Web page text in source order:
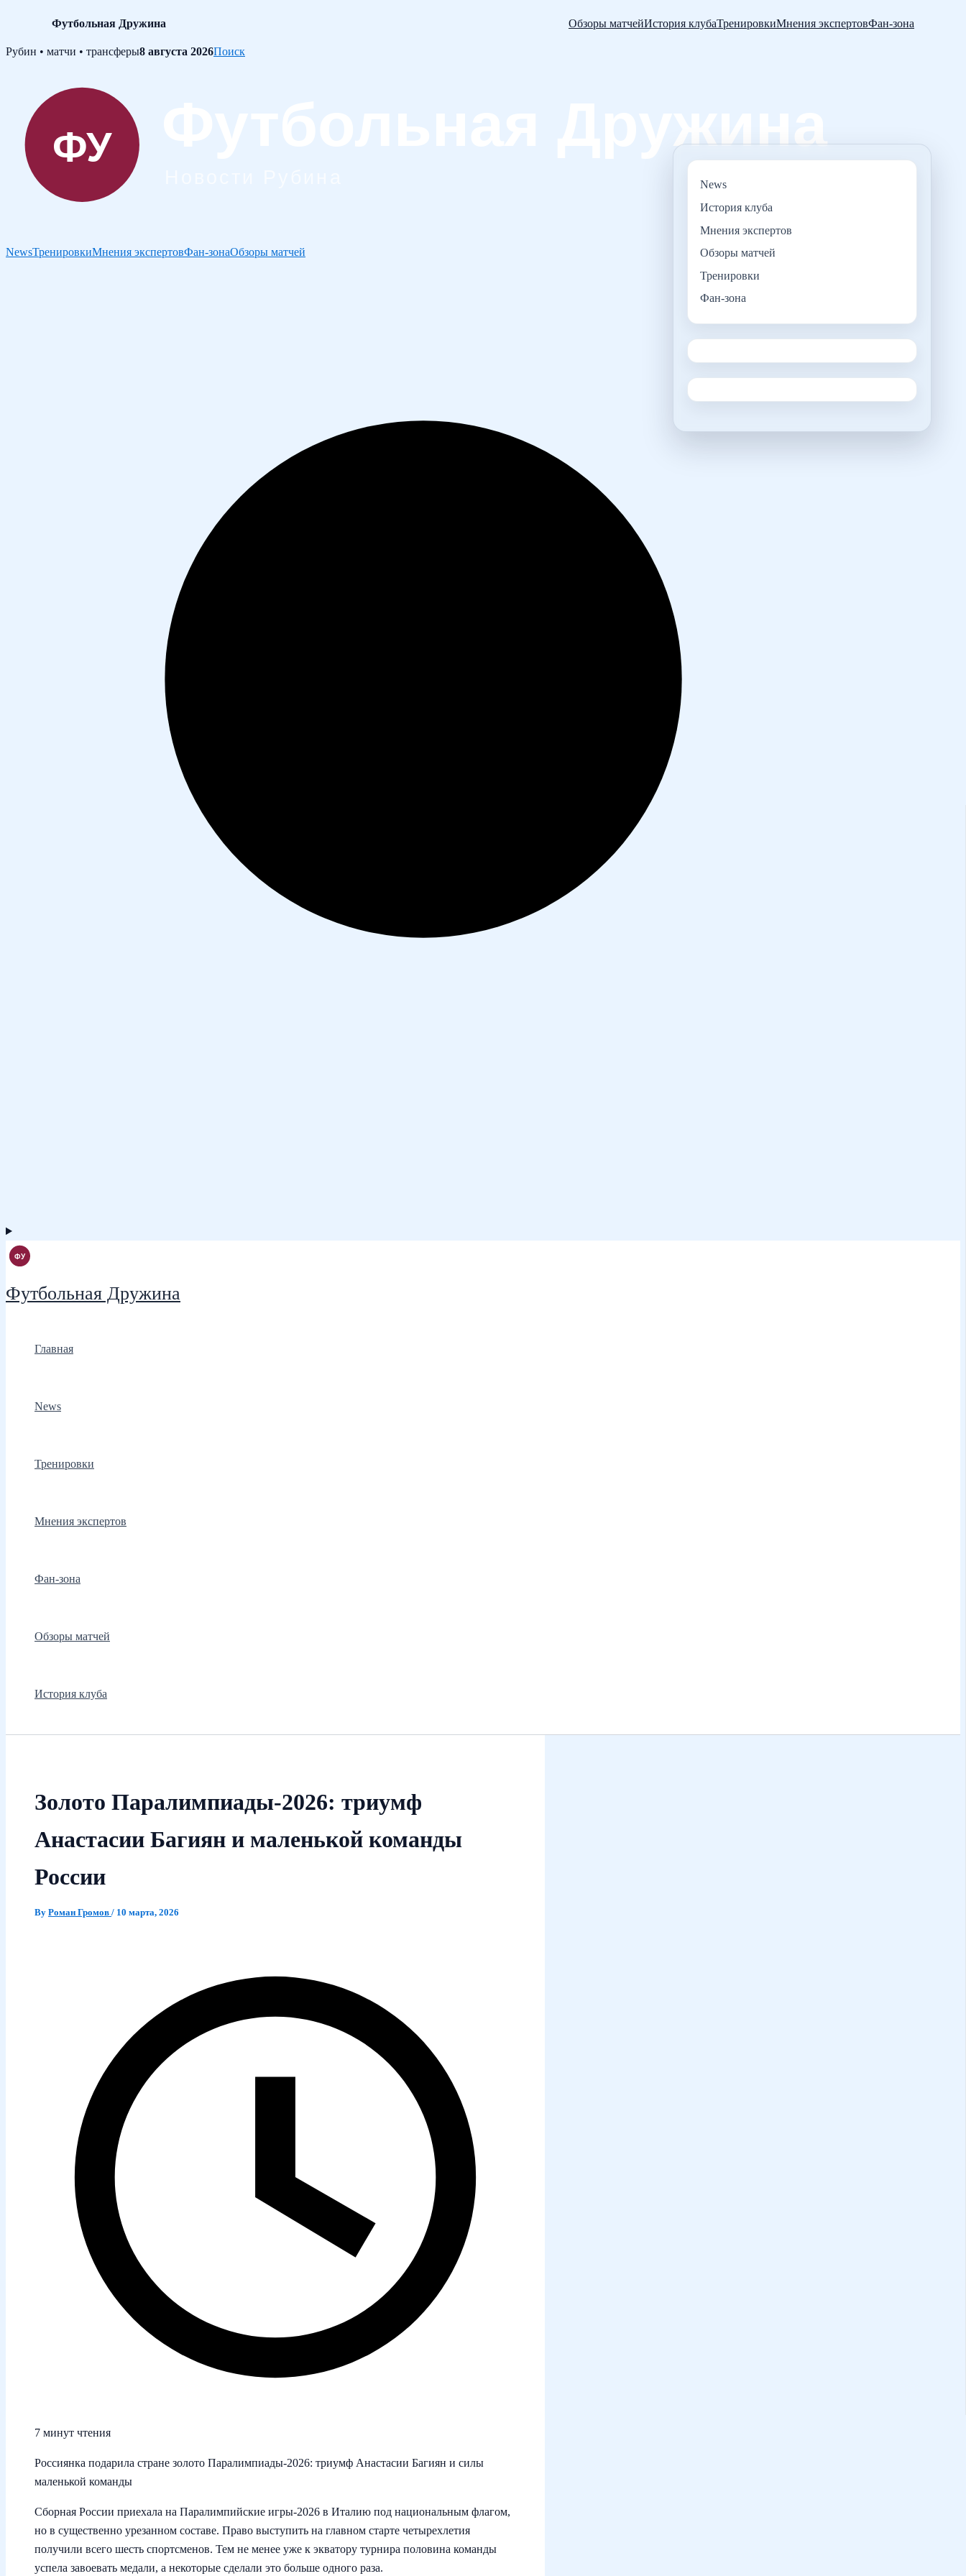
Футбольная Дружина Обзоры матчейИстория клубаТренировкиМнения экспертовФан-зона
Skip
Рубин • матчи • трансферы8 августа 2026Поиск
NewsТренировкиМнения экспертовФан-зонаОбзоры матчей
Футбольная Дружина
Главная
News
Тренировки
Мнения экспертов
Фан-зона
Обзоры матчей
История клуба
Золото Паралимпиады‑2026: триумф
Анастасии Багиян и маленькой команды
России
By Роман Громов / 10 марта, 2026
7 минут чтения
Россиянка подарила стране золото Паралимпиады‑2026: триумф Анастасии Багиян и силы
маленькой команды
Сборная России приехала на Паралимпийские игры‑2026 в Италию под национальным флагом,
но в существенно урезанном составе. Право выступить на главном старте четырехлетия
получили всего шесть спортсменов. Тем не менее уже к экватору турнира половина команды
успела завоевать медали, а некоторые сделали это больше одного раза.
News
История клуба
Мнения экспертов
Обзоры матчей
Тренировки
Фан-зона